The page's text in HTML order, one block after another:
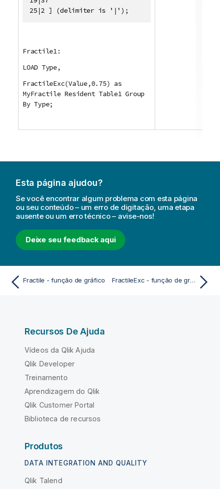
25|2 ] (delimiter is '|');
Fractile1:
LOAD Type,
FractileExc(Value,0.75) as
MyFractile Resident Table1 Group
By Type;
Esta página ajudou?
Se você encontrar algum problema com esta página
ou seu conteúdo – um erro de digitação, uma etapa
ausente ou um erro técnico – avise-nos!
Deixe seu feedback aqui
Fractile - função de gráfico FractileExc - função de gráfico
Recursos De Ajuda
Vídeos da Qlik Ajuda
Qlik Developer
Treinamento
Aprendizagem do Qlik
Qlik Customer Portal
Biblioteca de recursos
Produtos
DATA INTEGRATION AND QUALITY
Qlik Talend